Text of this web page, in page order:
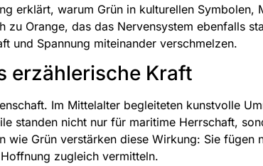
erklärt, warum Grün in kulturellen Symbolen,
zu Orange, das das Nervensystem ebenfalls
und Spannung miteinander verschmelzen.
erzählerische Kraft
Im Mittelalter begleiteten kunstvolle
standen nicht nur für maritime Herrschaft,
wie Grün verstärken diese Wirkung: Sie
zugleich vermitteln.